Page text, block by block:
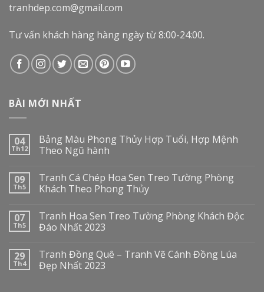
tranhdep.com@gmail.com
Tư vấn khách hàng hàng ngày từ 8:00-24:00.
BÀI MỚI NHẤT
04
Th12
Bảng Màu Phong Thủy Hợp Tuổi, Hợp Mệnh
Theo Ngũ hành
09
Th5
Tranh Cá Chép Hoa Sen Treo Tường Phòng
Khách Theo Phong Thủy
07
Th5
Tranh Hoa Sen Treo Tường Phòng Khách Độc
Đáo Nhất 2023
29
Th4
Tranh Đồng Quê – Tranh Vẽ Cánh Đồng Lúa
Đẹp Nhất 2023